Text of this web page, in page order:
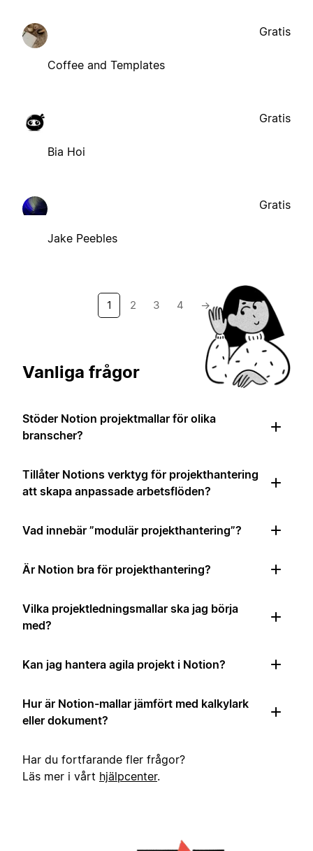
Coffee and Templates
Gratis
Bia Hoi
Gratis
Jake Peebles
Gratis
1 2 3 4 →
Vanliga frågor
Stöder Notion projektmallar för olika
branscher?
Tillåter Notions verktyg för projekthantering
att skapa anpassade arbetsflöden?
Vad innebär ”modulär projekthantering”?
Är Notion bra för projekthantering?
Vilka projektledningsmallar ska jag börja
med?
Kan jag hantera agila projekt i Notion?
Hur är Notion-mallar jämfört med kalkylark
eller dokument?
Har du fortfarande fler frågor?
Läs mer i vårt hjälpcenter.